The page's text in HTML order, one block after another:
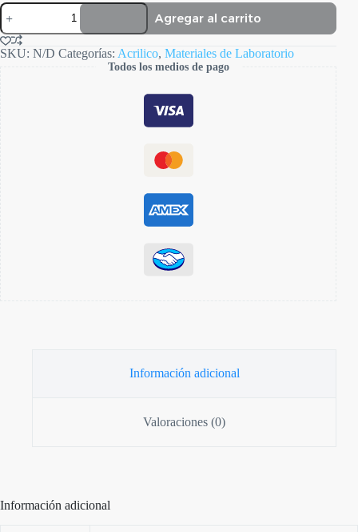
TERMODEN
ACRILICO
POLVO
cantidad
Agregar al carrito
SKU: N/D Categorías: Acrilico, Materiales de Laboratorio
Todos los medios de pago
Información adicional
Valoraciones (0)
Información adicional